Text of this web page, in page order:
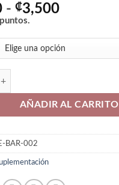
- ₡3,500Rango
precios:
desde
₡3,500
puntos.
cantidad
AÑADIR AL CARRITO
BAR-002